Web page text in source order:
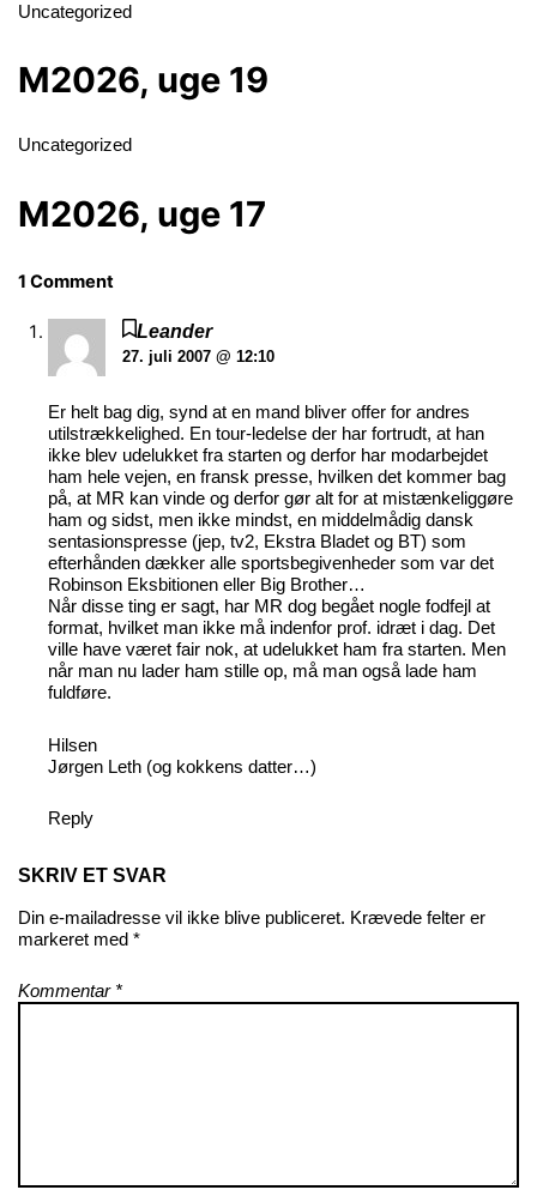
Uncategorized
M2026, uge 19
Uncategorized
M2026, uge 17
1 Comment
Leander
27. juli 2007 @ 12:10
Er helt bag dig, synd at en mand bliver offer for andres
utilstrækkelighed. En tour-ledelse der har fortrudt, at han
ikke blev udelukket fra starten og derfor har modarbejdet
ham hele vejen, en fransk presse, hvilken det kommer bag
på, at MR kan vinde og derfor gør alt for at mistænkeliggøre
ham og sidst, men ikke mindst, en middelmådig dansk
sentasionspresse (jep, tv2, Ekstra Bladet og BT) som
efterhånden dækker alle sportsbegivenheder som var det
Robinson Eksbitionen eller Big Brother…
Når disse ting er sagt, har MR dog begået nogle fodfejl at
format, hvilket man ikke må indenfor prof. idræt i dag. Det
ville have været fair nok, at udelukket ham fra starten. Men
når man nu lader ham stille op, må man også lade ham
fuldføre.
Hilsen
Jørgen Leth (og kokkens datter…)
Reply
SKRIV ET SVAR
Din e-mailadresse vil ikke blive publiceret. Krævede felter er
markeret med *
Kommentar *